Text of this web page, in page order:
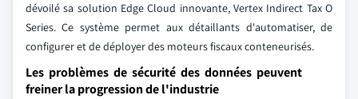
dévoilé sa solution Edge Cloud innovante, Vertex Indirect Tax O
Series. Ce système permet aux détaillants d'automatiser, de
configurer et de déployer des moteurs fiscaux conteneurisés.
Les problèmes de sécurité des données peuvent
freiner la progression de l'industrie